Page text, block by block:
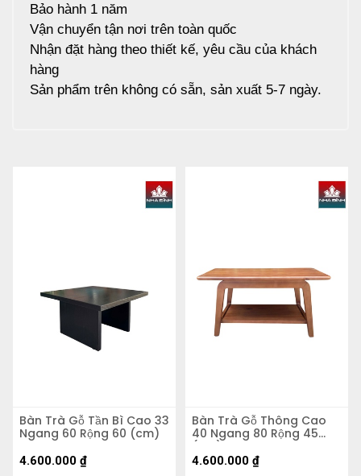
Bảo hành 1 năm
Vận chuyển tận nơi trên toàn quốc
Nhận đặt hàng theo thiết kế, yêu cầu của khách
hàng
Sản phẩm trên không có sẵn, sản xuất 5-7 ngày.
Bàn Trà Gỗ Tần Bì Cao 33
Ngang 60 Rộng 60 (cm)
4.600.000 ₫
Bàn Trà Gỗ Thông Cao
40 Ngang 80 Rộng 45
(cm)
4.600.000 ₫